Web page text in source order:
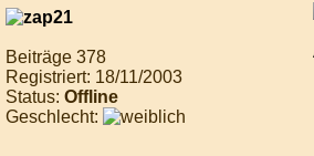
Beiträge 378
Registriert: 18/11/2003
Status: Offline
Geschlecht: